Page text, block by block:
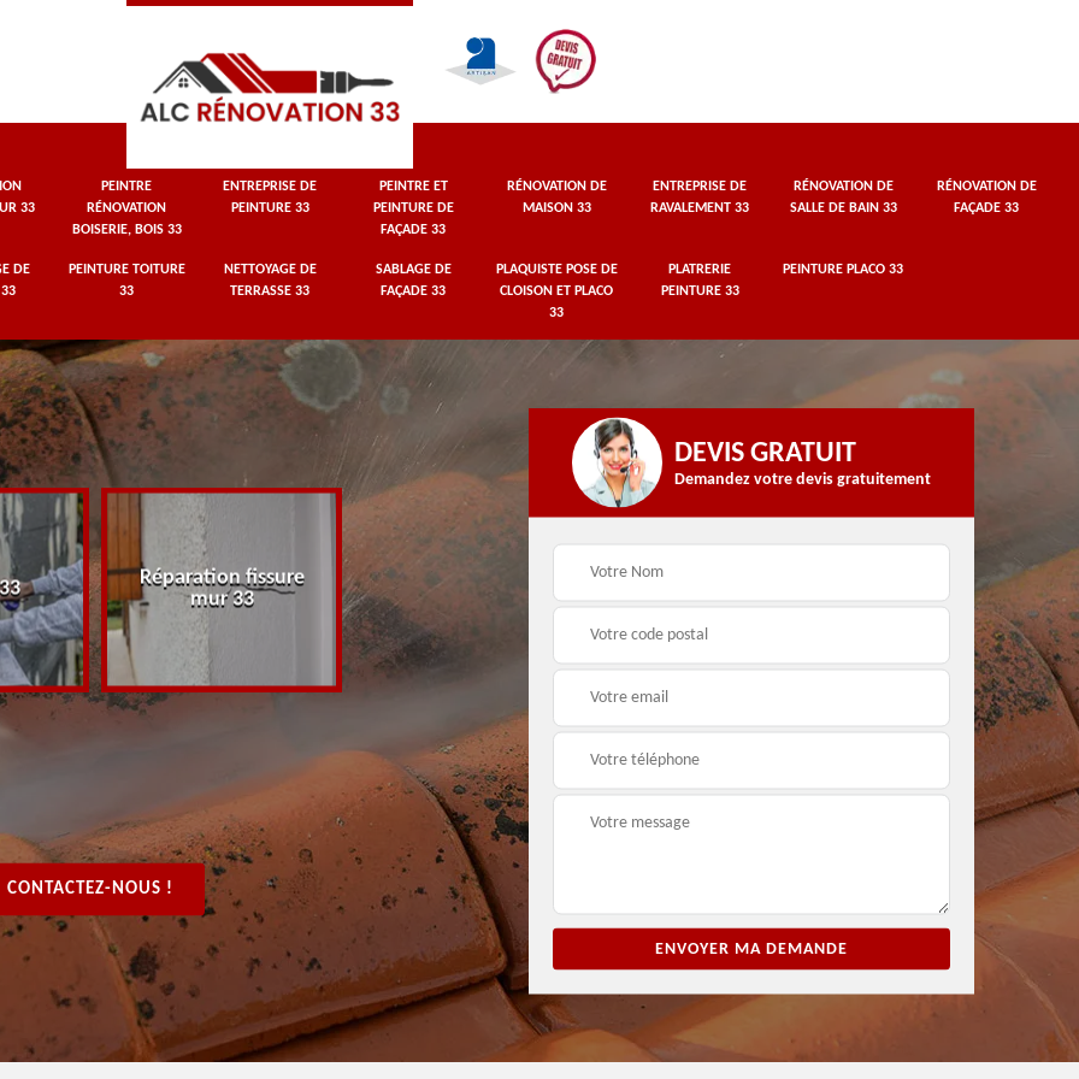
33
PEINTRE
RÉNOVATION
BOISERIE, BOIS 33
ENTREPRISE DE
PEINTURE 33
PEINTRE ET
PEINTURE DE
FAÇADE 33
RÉNOVATION DE
MAISON 33
ENTREPRISE DE
RAVALEMENT 33
RÉNOVATION DE
SALLE DE BAIN 33
RÉNOVATION DE
FAÇADE 33
DE
33
PEINTURE TOITURE
33
NETTOYAGE DE
TERRASSE 33
SABLAGE DE
FAÇADE 33
PLAQUISTE POSE DE
CLOISON ET PLACO
33
PLATRERIE
PEINTURE 33
PEINTURE PLACO 33
Réparation fissure
mur 33
Peintre rénovation
boiserie, bois 33
Entreprise de peinture
33
Peintre et peinture de
façade 33
CONTACTEZ-NOUS !
DEVIS GRATUIT
Demandez votre devis gratuitement